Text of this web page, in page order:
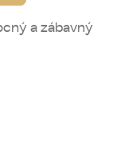
a zábavný